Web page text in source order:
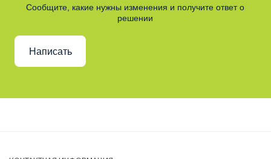
Сообщите, какие нужны изменения и получите ответ о
решении
Написать